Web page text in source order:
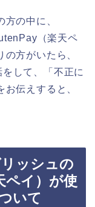
の中に、
（楽天ペ
方がいたら、
して、「不正に
伝えすると、
ッシュの
ペイ）が使
いて